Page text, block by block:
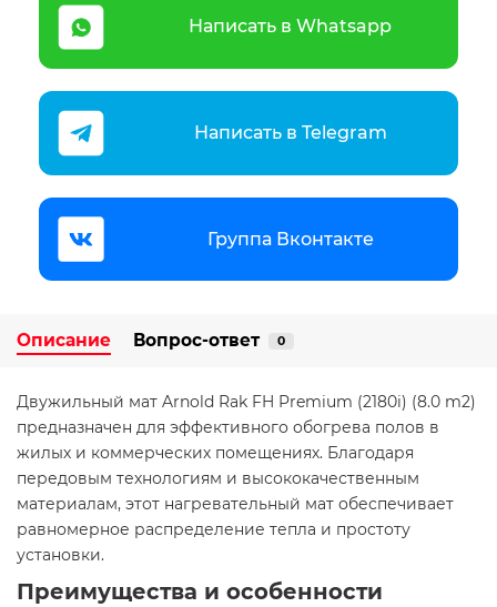
Написать в Whatsapp
Написать в Telegram
Группа Вконтакте
Описание Вопрос-ответ 0
Двужильный мат Arnold Rak FH Premium (2180i) (8.0 m2)
предназначен для эффективного обогрева полов в
жилых и коммерческих помещениях. Благодаря
передовым технологиям и высококачественным
материалам, этот нагревательный мат обеспечивает
равномерное распределение тепла и простоту
установки.​
Преимущества и особенности